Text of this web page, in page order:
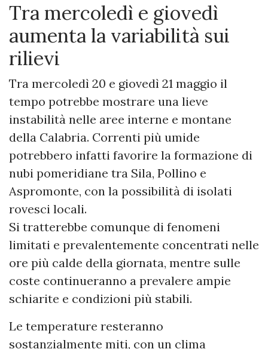
Tra mercoledì e giovedì
aumenta la variabilità sui
rilievi
Tra mercoledì 20 e giovedì 21 maggio il
tempo potrebbe mostrare una lieve
instabilità nelle aree interne e montane
della Calabria. Correnti più umide
potrebbero infatti favorire la formazione di
nubi pomeridiane tra Sila, Pollino e
Aspromonte, con la possibilità di isolati
rovesci locali.
Si tratterebbe comunque di fenomeni
limitati e prevalentemente concentrati nelle
ore più calde della giornata, mentre sulle
coste continueranno a prevalere ampie
schiarite e condizioni più stabili.
Le temperature resteranno
sostanzialmente miti, con un clima